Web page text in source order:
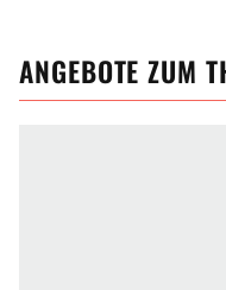
ANGEBOTE ZUM